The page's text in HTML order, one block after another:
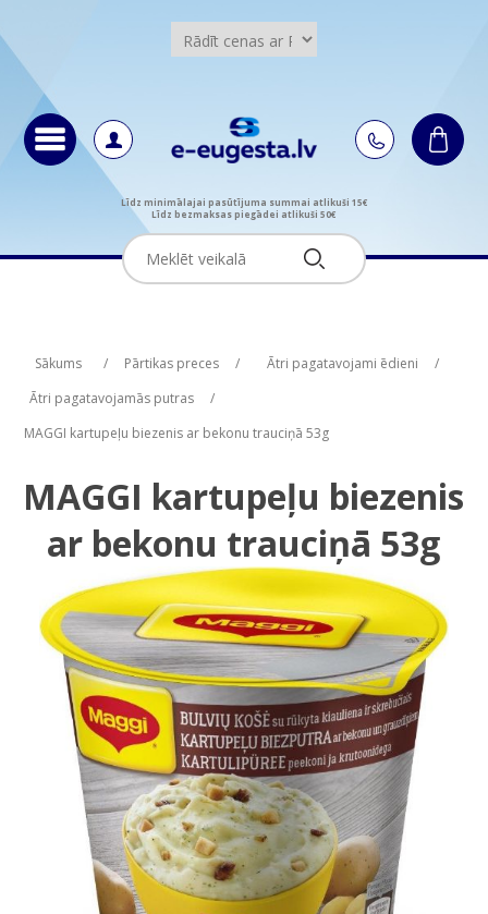
Līdz minimālajai pasūtījuma summai atlikuši 15€
Līdz bezmaksas piegādei atlikuši 50€
Sākums / Pārtikas preces / Ātri pagatavojami ēdieni
/
Ātri pagatavojamās putras
/
MAGGI kartupeļu biezenis ar bekonu trauciņā 53g
MAGGI kartupeļu biezenis
ar bekonu trauciņā 53g